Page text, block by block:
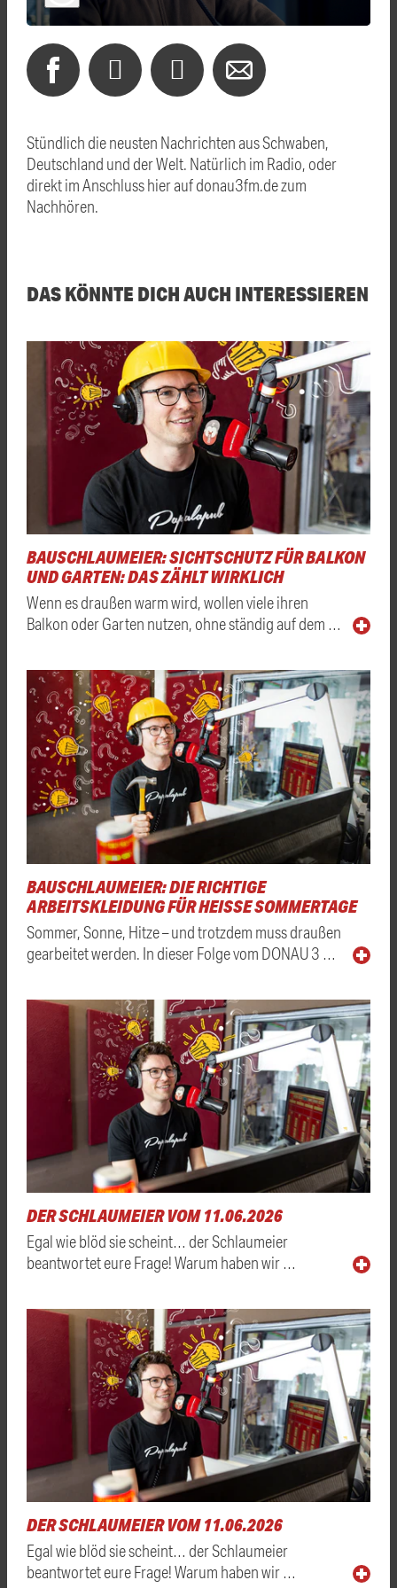
Stündlich die neusten Nachrichten aus Schwaben,
Deutschland und der Welt. Natürlich im Radio, oder
direkt im Anschluss hier auf donau3fm.de zum
Nachhören.
DAS KÖNNTE DICH AUCH INTERESSIEREN
BAUSCHLAUMEIER: SICHTSCHUTZ FÜR BALKON
UND GARTEN: DAS ZÄHLT WIRKLICH
Wenn es draußen warm wird, wollen viele ihren
Balkon oder Garten nutzen, ohne ständig auf dem …
BAUSCHLAUMEIER: DIE RICHTIGE
ARBEITSKLEIDUNG FÜR HEISSE SOMMERTAGE
Sommer, Sonne, Hitze – und trotzdem muss draußen
gearbeitet werden. In dieser Folge vom DONAU 3 …
DER SCHLAUMEIER VOM 11.06.2026
Egal wie blöd sie scheint… der Schlaumeier
beantwortet eure Frage! Warum haben wir …
DER SCHLAUMEIER VOM 11.06.2026
Egal wie blöd sie scheint… der Schlaumeier
beantwortet eure Frage! Warum haben wir …